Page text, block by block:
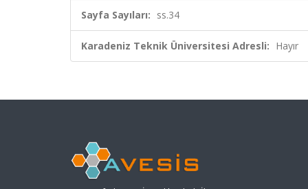
Sayfa Sayıları: ss.34
Karadeniz Teknik Üniversitesi Adresli: Hayır